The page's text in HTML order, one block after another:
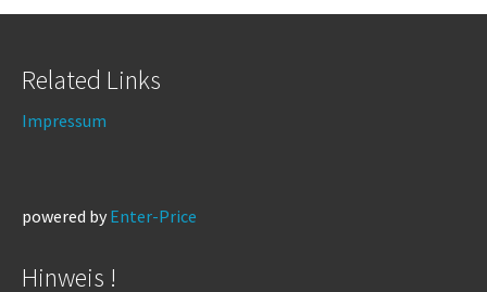
Related Links
Impressum
powered by Enter-Price
Hinweis !